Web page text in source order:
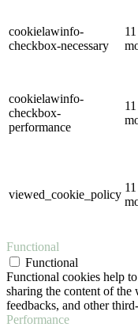
cookielawinfo-
checkbox-necessary
11
cookielawinfo-
checkbox-
performance
11
viewed_cookie_policy
11
Functional
Functional
Functional cookies help
sharing the content of the
feedbacks, and other
Performance